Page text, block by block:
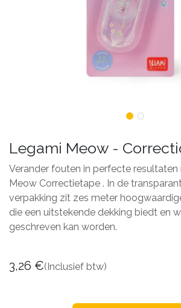
Legami Meow -
Verander fouten in perfecte
Meow Correctietape . In de
verpakking zit zes meter
die een uitstekende dekking biedt en
geschreven kan worden.
3,26 €(Inclusief btw)